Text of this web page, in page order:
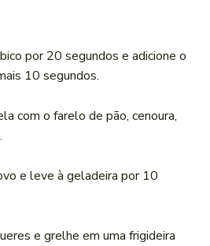
por 20 segundos e adicione o
10 segundos.
com o farelo de pão, cenoura,
e leve à geladeira por 10
e grelhe em uma frigideira